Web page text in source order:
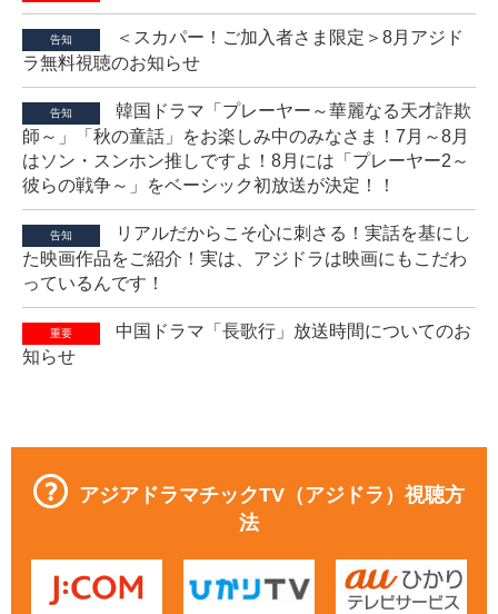
告知
＜スカパー！ご加入者さま限定＞8月アジド
ラ無料視聴のお知らせ
告知
韓国ドラマ「プレーヤー～華麗なる天才詐欺
師～」「秋の童話」をお楽しみ中のみなさま！7月～8月
はソン・スンホン推しですよ！8月には「プレーヤー2～
彼らの戦争～」をベーシック初放送が決定！！
告知
リアルだからこそ心に刺さる！実話を基にし
た映画作品をご紹介！実は、アジドラは映画にもこだわ
っているんです！
重要
中国ドラマ「長歌行」放送時間についてのお
知らせ
アジアドラマチックTV（アジドラ）視聴方
法